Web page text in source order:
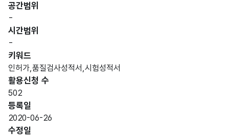
공간범위
-
시간범위
-
키워드
인허가,품질검사성적서,시험성적서
활용신청 수
502
등록일
2020-06-26
수정일